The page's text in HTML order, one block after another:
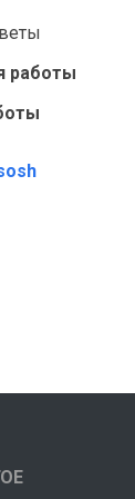
работы